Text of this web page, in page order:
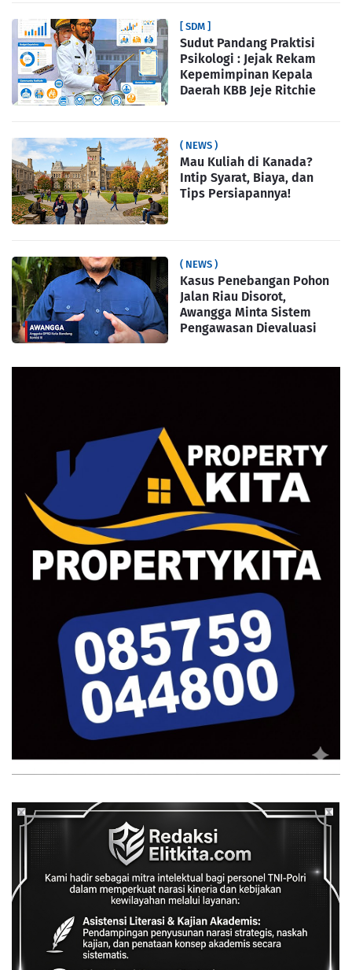
[ SDM ]
Sudut Pandang Praktisi
Psikologi : Jejak Rekam
Kepemimpinan Kepala
Daerah KBB Jeje Ritchie
( NEWS )
Mau Kuliah di Kanada?
Intip Syarat, Biaya, dan
Tips Persiapannya!
( NEWS )
Kasus Penebangan Pohon
Jalan Riau Disorot,
Awangga Minta Sistem
Pengawasan Dievaluasi